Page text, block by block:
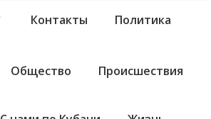
Контакты Политика
Общество Происшествия